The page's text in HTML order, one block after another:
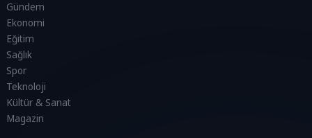
Gündem
Ekonomi
Eğitim
Sağlık
Spor
Teknoloji
Kültür & Sanat
Magazin